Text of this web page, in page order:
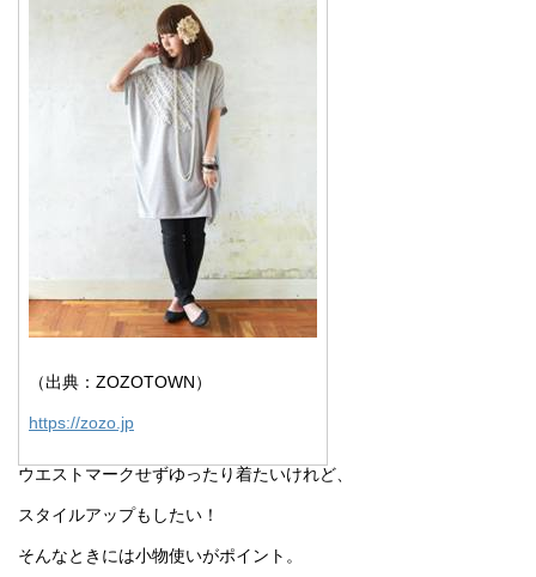
（出典：ZOZOTOWN）
https://zozo.jp
ウエストマークせずゆったり着たいけれど、
スタイルアップもしたい！
そんなときには小物使いがポイント。